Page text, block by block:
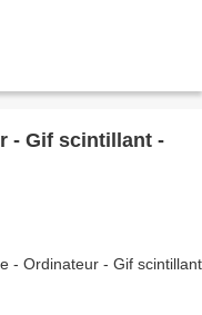
- Gif scintillant -